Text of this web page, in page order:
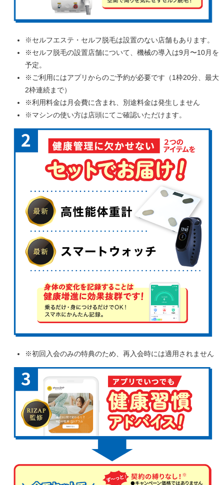
※セルフエステ・セルフ脱毛は設置のない店舗もあります。
※セルフ脱毛の設置店舗について、機械の導入は9月〜10月を
予定。
※ご利用にはアプリからのご予約が必要です（1枠20分、最大
2枠連続まで）
※利用料金は月会費に含まれ、別途料金は発生しません
※マシンの使い方は店頭にてご確認いただけます。
※初回入会のみの特典のため、再入会時には適用されません